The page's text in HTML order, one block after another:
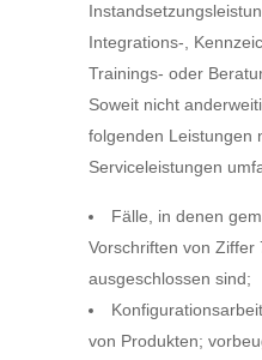
Integrations-,
Trainings- oder
Soweit nicht
folgenden Leistungen
Serviceleistungen
Fälle, in denen
Vorschriften von Ziffer
ausgeschlossen sind;
von Produkten;